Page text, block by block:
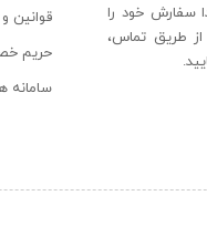
سفارش خود را
طریق تماس،
قوانین
حریم
سامانه